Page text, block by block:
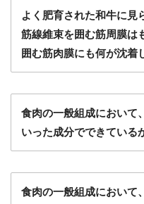
よく肥育された和牛に見
筋線維束を囲む筋周膜は
囲む筋肉膜にも何が沈着
食肉の一般組成において
いった成分でできている
食肉の一般組成において